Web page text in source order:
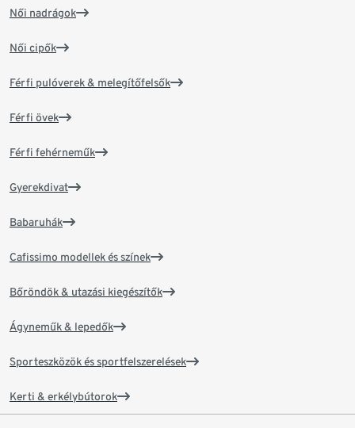
Női nadrágok
Női cipők
Férfi pulóverek & melegítőfelsők
Férfi övek
Férfi fehérneműk
Gyerekdivat
Babaruhák
Cafissimo modellek és színek
Bőröndök & utazási kiegészítők
Ágyneműk & lepedők
Sporteszközök és sportfelszerelések
Kerti & erkélybútorok